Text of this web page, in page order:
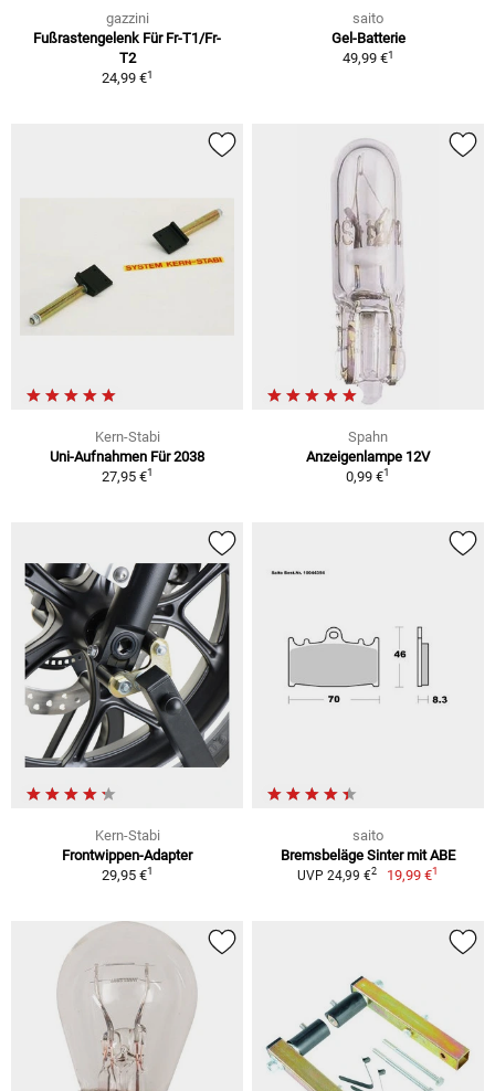
gazzini
Fußrastengelenk Für Fr-T1/Fr-
T2
24,99 €1
saito
Gel-Batterie
49,99 €1
Kern-Stabi
Uni-Aufnahmen Für 2038
27,95 €1
Spahn
Anzeigenlampe 12V
0,99 €1
Kern-Stabi
Frontwippen-Adapter
29,95 €1
saito
Bremsbeläge Sinter mit ABE
UVP 24,99 €2 19,99 €1